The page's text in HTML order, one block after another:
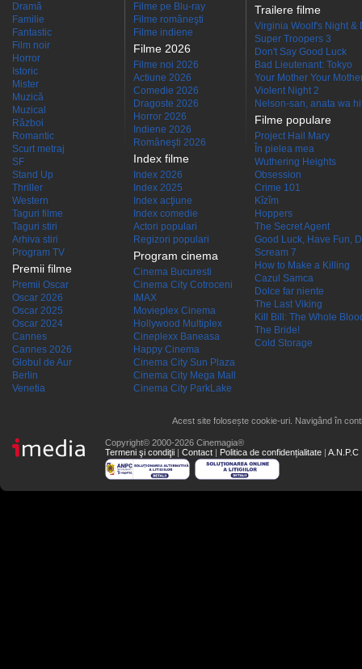
Dramă
Familie
Fantastic
Film noir
Horror
Istoric
Mister
Muzică
Muzical
Război
Romantic
Scurt metraj
SF
Stand Up
Thriller
Western
Taguri filme
Taguri stiri
Arhiva stiri
Program TV
Premii filme
Premii Oscar
Oscar 2026
Oscar 2025
Oscar 2024
Cannes
Cannes 2026
Globul de Aur
Berlin
Venetia
Filme pe Blu-ray
Filme româneşti
Filme indiene
Filme 2026
Filme noi 2026
Actiune 2026
Comedie 2026
Dragoste 2026
Horror 2026
Indiene 2026
Româneşti 2026
Index filme
Index 2026
Index 2025
Index acţiune
Index comedie
Actori populari
Regizori populari
Program cinema
Cinema Bucuresti
Cinema City Cotroceni
IMAX
Movieplex Cinema
Hollywood Multiplex
Cineplexx Baneasa
Happy Cinema
Cinema City Sun Plaza
Cinema City Mega Mall
Cinema City ParkLake
Trailere filme
Virginia Woolf's Night &
Super Troopers 3
Don't Say Good Luck
Bad Lieutenant: Tokyo
Your Mother Your
Violent Night 2
Nelson-san, anata wa
Filme populare
Project Hail Mary
În pielea mea
Wuthering Heights
Obsession
Crime 101
Kîzîm
Hoppers
The Secret Agent
Good Luck, Have Fun,
Scream 7
How to Make a Killing
Cazul Samca
Dolce far niente
The Last Viking
Kill Bill: The Whole
The Bride!
Cold Storage
Acest site folosește cookie-uri. Navigând în
Copyright© 2000-2026 Cinemagia®
Termeni şi condiţii | Contact | Politica de confidențialitate | A.N.P.C